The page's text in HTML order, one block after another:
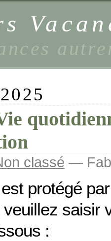
classé —
protégé
saisir
: